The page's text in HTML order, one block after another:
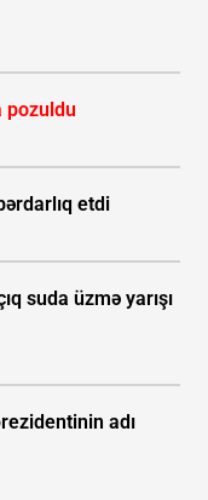
pozuldu
etdi
suda üzmə yarışı
adı